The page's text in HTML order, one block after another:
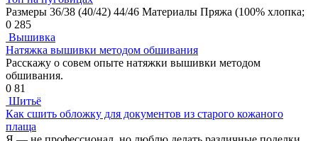
Размеры 36/38 (40/42) 44/46 Материалы Пряжа (100% хлопка;
0 285
Вышивка
Натяжка вышивки методом обшивания
Расскажу о совем опыте натяжки вышивки методом
обшивания.
0 81
Шитьё
Как сшить обложку для документов из старого кожаного
плаща